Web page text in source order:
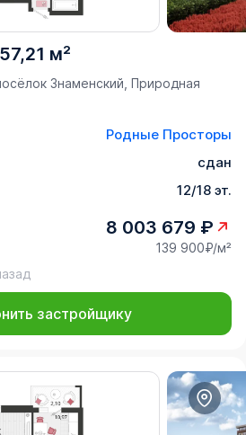
57,21 м²
Знаменский, Природная
Родные Просторы
сдан
12/18 эт.
8 003 679 ₽
139 900₽/м²
застройщику